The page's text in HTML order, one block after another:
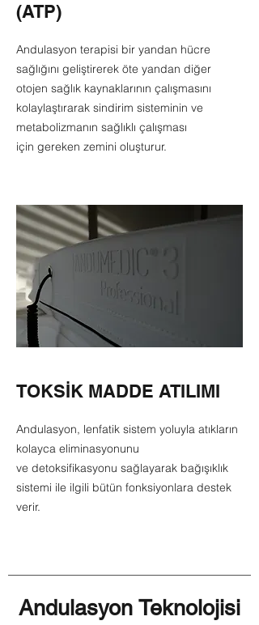
(ATP)
Andulasyon terapisi bir yandan hücre
sağlığını geliştirerek öte yandan diğer
otojen sağlık kaynaklarının çalışmasını
kolaylaştırarak sindirim sisteminin ve
metabolizmanın sağlıklı çalışması
için gereken zemini oluşturur.
TOKSİK MADDE ATILIMI
Andulasyon, lenfatik sistem yoluyla atıkların
kolayca eliminasyonunu
ve detoksifikasyonu sağlayarak bağışıklık
sistemi ile ilgili bütün fonksiyonlara destek
verir.
Andulasyon Teknolojisi